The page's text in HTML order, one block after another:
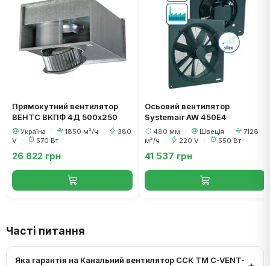
Прямокутний вентилятор
ВЕНТС ВКПФ 4Д 500х250
Україна 1850 м³/ч
380
V
570 Вт
26 822 грн
Осьовий вентилятор
Systemair AW 450E4
480 мм Швеція
7128
м³/ч
220 V 550 Вт
41 537 грн
Часті питання
Яка гарантія на Канальний вентилятор ССК ТМ C-VENT-